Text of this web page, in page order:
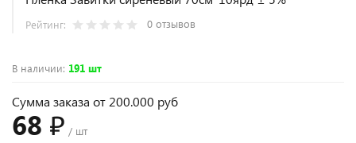
Рейтинг: 0 отзывов
В наличии: 191 шт
Сумма заказа от 200.000 руб
68 ₽ / шт